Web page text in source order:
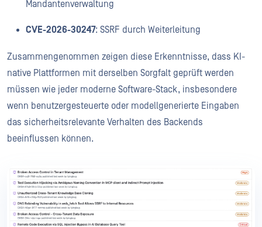
Mandantenverwaltung
CVE-2026-30247: SSRF durch Weiterleitung
Zusammengenommen zeigen diese Erkenntnisse, dass KI-
native Plattformen mit derselben Sorgfalt geprüft werden
müssen wie jeder moderne Software-Stack, insbesondere
wenn benutzergesteuerte oder modellgenerierte Eingaben
das sicherheitsrelevante Verhalten des Backends
beeinflussen können.